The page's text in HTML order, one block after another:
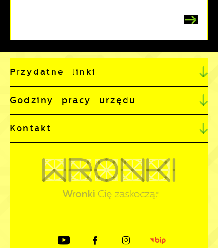
Przydatne linki
Godziny pracy urzędu
Kontakt